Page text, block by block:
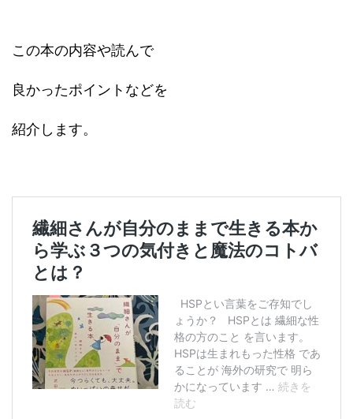
この本の内容や読んで
良かったポイントなどを
紹介します。